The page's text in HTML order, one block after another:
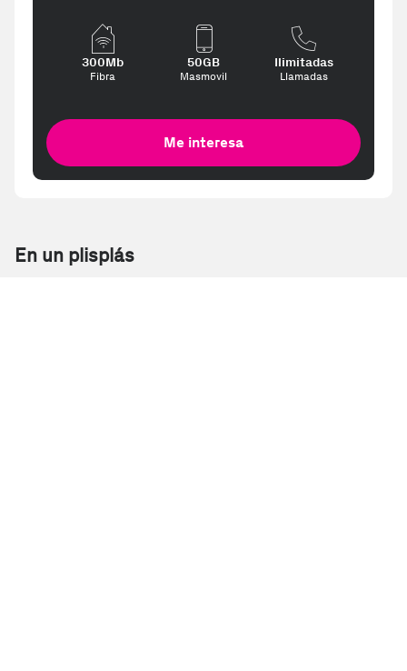
300Mb
Fibra
50GB
Masmovil
Ilimitadas
Llamadas
Me interesa
En un plisplás